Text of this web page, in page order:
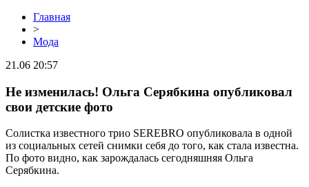
Главная
>
Мода
21.06 20:57
Не изменилась! Ольга Серябкина опубликовал
свои детские фото
Солистка известного трио SEREBRO опубликовала в одной
из социальных сетей снимки себя до того, как стала известна.
По фото видно, как зарождалась сегодняшняя Ольга
Серябкина.